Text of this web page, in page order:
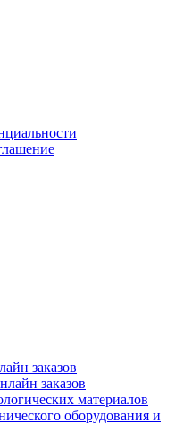
заказов
заказов
материалов
оборудования и